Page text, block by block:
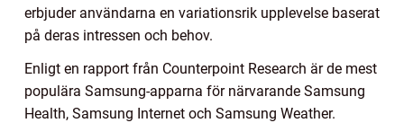
erbjuder användarna en variationsrik upplevelse baserat
på deras intressen och behov.
Enligt en rapport från Counterpoint Research är de mest
populära Samsung-apparna för närvarande Samsung
Health, Samsung Internet och Samsung Weather.